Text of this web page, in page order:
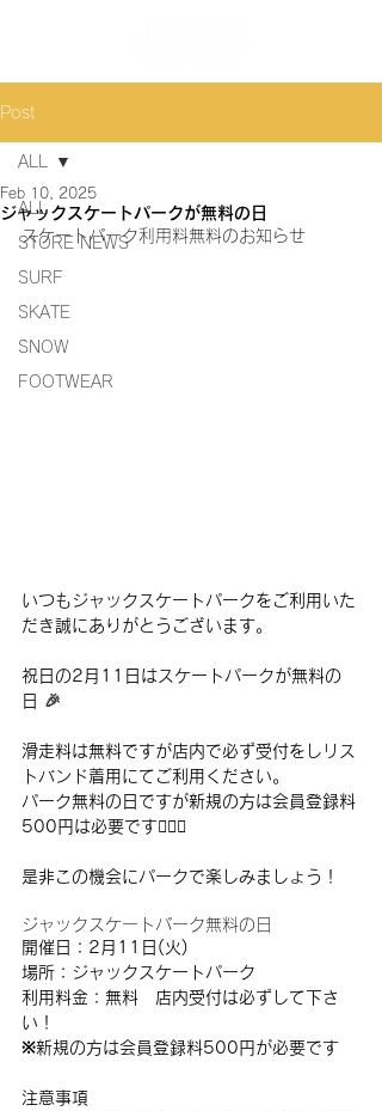
Post
ALL
STORE NEWS
SURF
SKATE
SNOW
FOOTWEAR
ALL
ジャックスケートパークが無料の日
Feb 10, 2025
スケートパーク利用料無料のお知らせ
いつもジャックスケートパークをご利用いた
だき誠にありがとうございます。
祝日の2月11日はスケートパークが無料の
日 🎉
滑走料は無料ですが店内で必ず受付をしリス
トバンド着用にてご利用ください。
パーク無料の日ですが新規の方は会員登録料
500円は必要です🙇🏻‍♂️
是非この機会にパークで楽しみましょう！
ジャックスケートパーク無料の日
開催日：2月11日(火)
場所：ジャックスケートパーク
利用料金：無料　店内受付は必ずして下さ
い！
※新規の方は会員登録料500円が必要です
注意事項